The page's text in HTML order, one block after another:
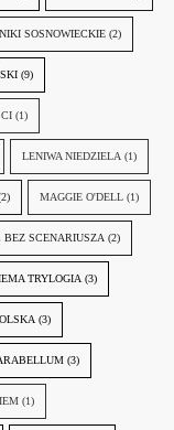
SOSNOWIECKIE (2)
(9)
(1)
LENIWA NIEDZIELA (1)
MAGGIE O'DELL (1)
BEZ SCENARIUSZA (2)
TRYLOGIA (3)
(3)
(3)
(1)